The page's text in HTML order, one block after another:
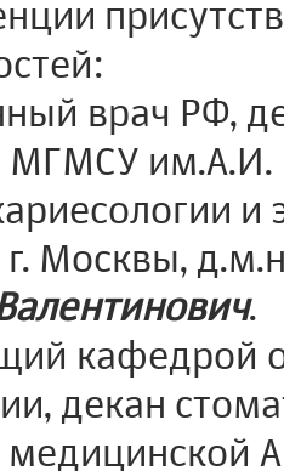
врач РФ,
МГМСУ
и
г. Москвы,
.
кафедрой
декан
медицинской